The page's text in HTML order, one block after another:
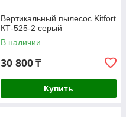
Вертикальный пылесос Kitfort
КТ-525-2 серый
В наличии
30 800 ₸
Купить